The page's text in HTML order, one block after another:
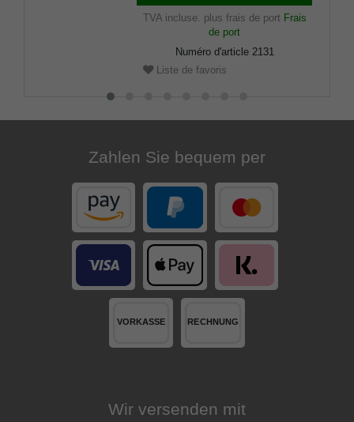
TVA incluse. plus frais de port Frais
de port
Numéro d'article 2131
Liste de favoris
Zahlen Sie bequem per
Wir versenden mit